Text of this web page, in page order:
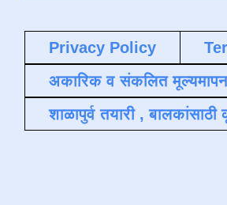
Privacy Policy
अकारिक व संकलित मूल्यमापन
शाळापुर्व तयारी , बालकांसाठी